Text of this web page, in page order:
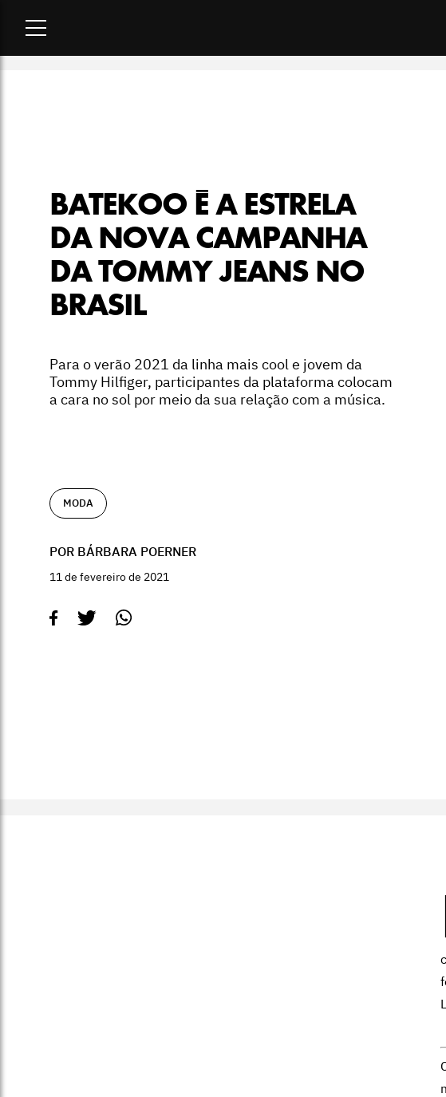
Batekoo é a estrela da nova campanha da Tommy Jeans no
BATEKOO É A ESTRELA
DA NOVA CAMPANHA
DA TOMMY JEANS NO
BRASIL
Para o verão 2021 da linha mais cool e jovem da
Tommy Hilfiger, participantes da plataforma colocam
a cara no sol por meio da sua relação com a música.
MODA
POR BÁRBARA POERNER
11 de fevereiro de 2021